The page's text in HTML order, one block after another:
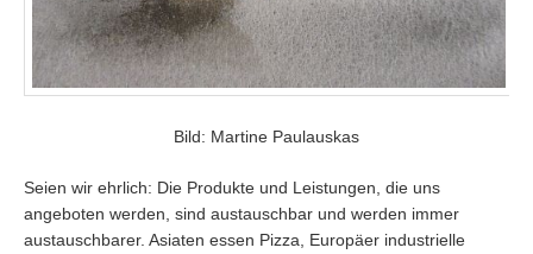
Bild: Martine Paulauskas
Seien wir ehrlich: Die Produkte und Leistungen, die uns
angeboten werden, sind austauschbar und werden immer
austauschbarer. Asiaten essen Pizza, Europäer industrielle